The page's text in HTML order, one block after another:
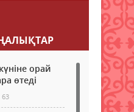
орай
өтеді
63